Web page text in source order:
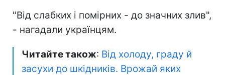
"Від слабких і помірних - до значних злив",
- нагадали українцям.
Читайте також: Від холоду, граду й
засухи до шкідників. Врожай яких